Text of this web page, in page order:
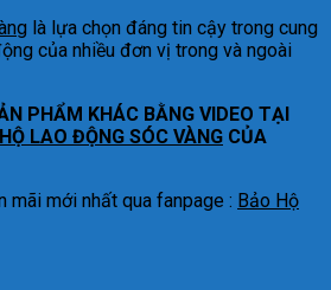
là lựa chọn đáng tin cậy trong cung
của nhiều đơn vị trong và ngoài
PHẨM KHÁC BẰNG VIDEO TẠI
LAO ĐỘNG SÓC VÀNG CỦA
mãi mới nhất qua fanpage : Bảo Hộ